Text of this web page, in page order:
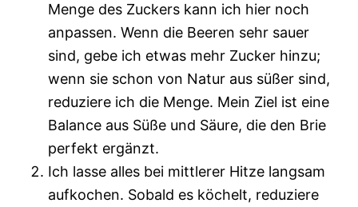
Menge des Zuckers kann ich hier noch
anpassen. Wenn die Beeren sehr sauer
sind, gebe ich etwas mehr Zucker hinzu;
wenn sie schon von Natur aus süßer sind,
reduziere ich die Menge. Mein Ziel ist eine
Balance aus Süße und Säure, die den Brie
perfekt ergänzt.
Ich lasse alles bei mittlerer Hitze langsam
aufkochen. Sobald es köchelt, reduziere